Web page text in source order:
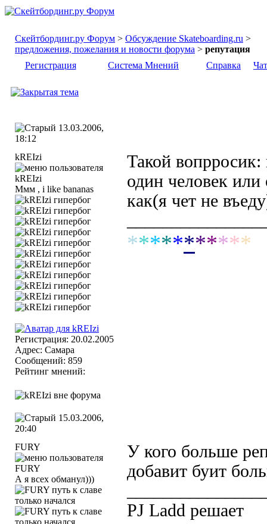
Скейтбординг.ру Форум > Обсуждение Skateboarding.ru >
предложения, пожелания и новости форума > репутация
Регистрация
Система Мнений Справка Чат
13.03.2006,
18:12
kREIzi
Ммм , i like bananas
Регистрация: 20.02.2005
Адрес: Самара
Сообщений: 859
Рейтинг мнений:
Такой вопрросик:
один человек
как(я чет не
***********
15.03.2006,
20:40
FURY
А я всех обманул)))
У кого больше
добавит буит
PJ Ladd решает